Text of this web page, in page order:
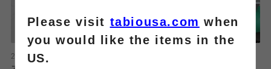
2026.08.06
Please visit tabiousa.com when
you would like the items in the
US.